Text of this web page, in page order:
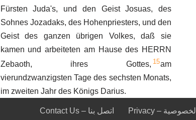
Fürsten Juda's, und den Geist Josuas, des
Sohnes Jozadaks, des Hohenpriesters, und den
Geist des ganzen übrigen Volkes, daß sie
kamen und arbeiteten am Hause des HERRN
Zebaoth, ihres Gottes, 15am
vierundzwanzigsten Tage des sechsten Monats,
im zweiten Jahr des Königs Darius.
Contact Us – اتصل بنا Privacy – الخصوصية